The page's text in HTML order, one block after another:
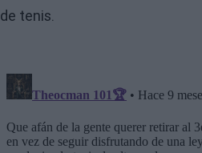
de tenis.